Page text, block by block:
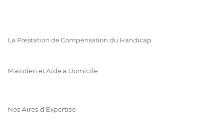
La Prestation de Compensation du Handicap
Maintien et Aide à Domicile
Nos Aires d'Expertise